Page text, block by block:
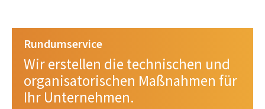
Rundumservice
Wir erstellen die technischen und
organisatorischen Maßnahmen für
Ihr Unternehmen.